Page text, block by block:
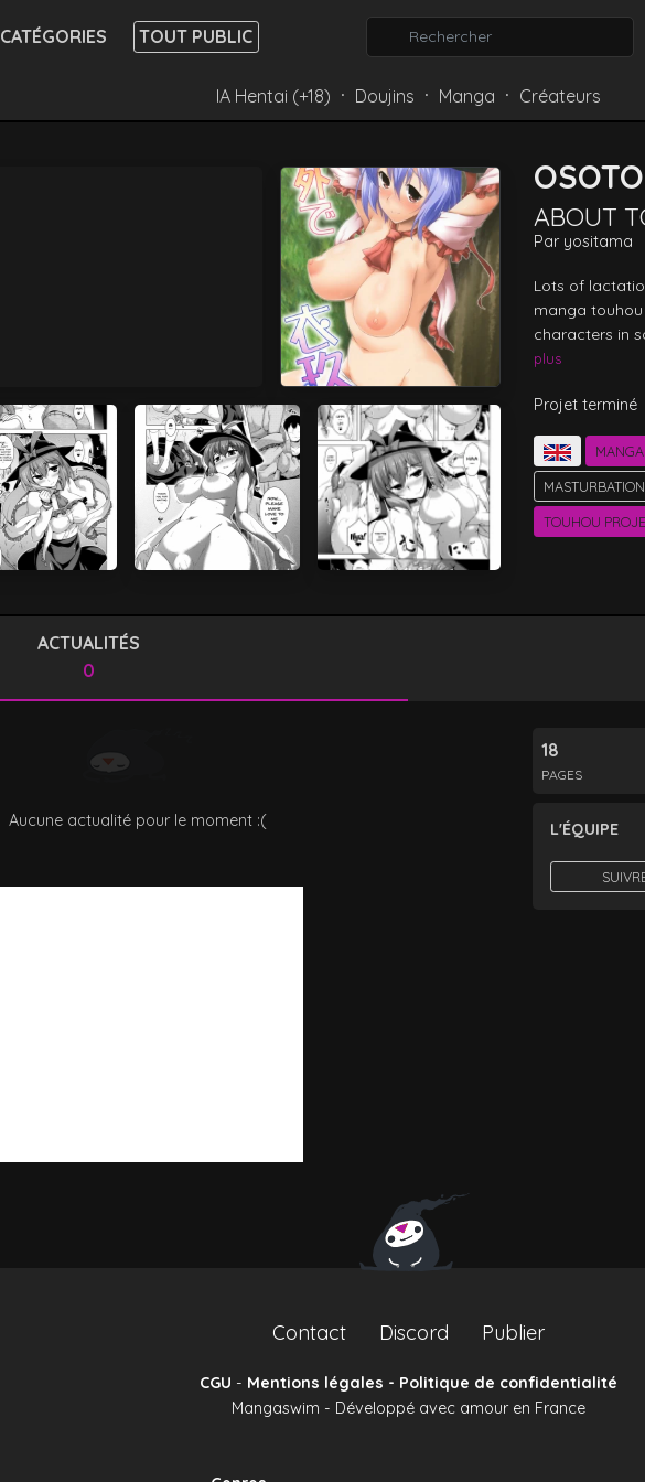
CATÉGORIES TOUT PUBLIC
IA Hentai (+18) ⸱ Doujins ⸱ Manga ⸱ Créateurs
ABOUT
Par yositama
Lots of
manga
characters in
plus
Projet terminé
MASTURBATION
TOUHOU
ACTUALITÉS
0
Aucune actualité pour le moment :(
18
PAGES
L'ÉQUIPE
Contact Discord Publier
CGU - Mentions légales - Politique de confidentialité
Mangaswim - Développé avec amour en France